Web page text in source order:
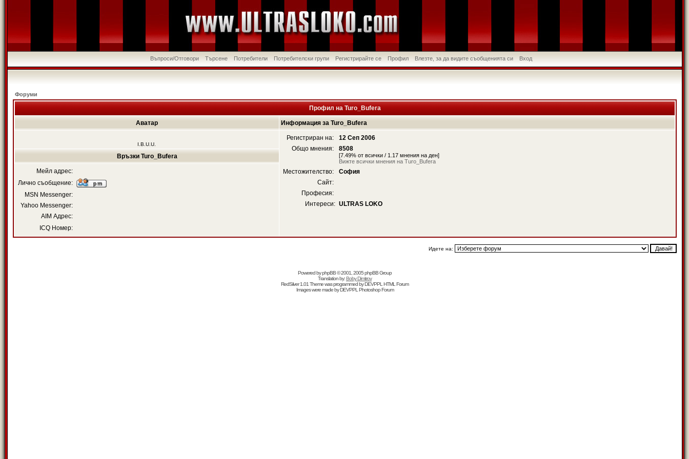
Въпроси/Отговори Търсене Потребители Потребителски групи Регистрирайте се Профил Влезте, за да видите съобщенията си Вход
Форуми
Профил на Turo_Bufera
Аватар Информация за Turo_Bufera
I.B.U.U.
Регистриран на:
12 Сеп 2006
Общо мнения:
8508
[7.49% от всички / 1.17 мнения на ден]
Вижте всички мнения на Turo_Bufera
Местожителство:
София
Сайт:
Професия:
Интереси: ULTRAS LOKO
Връзки Turo_Bufera
Мейл адрес:
Лично съобщение:
MSN Messenger:
Yahoo Messenger:
AIM Адрес:
ICQ Номер:
Идете на:
Powered byphpBB© 2001, 2005 phpBB Group
Translation by:Boby Dimitrov
RedSilver 1.01 Theme was programmed byDEVPPL HTML Forum
Images were made byDEVPPL Photoshop Forum